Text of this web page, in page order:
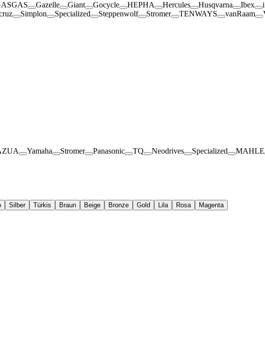
Gazelle Giant Gocycle HEPHA Hercules Husqvarna Ibex
Simplon Specialized Steppenwolf Stromer TENWAYS vanRaam
Yamaha Stromer Panasonic TQ Neodrives Specialized MAHLE
Silber Türkis Braun Beige Bronze Gold Lila Rosa Magenta